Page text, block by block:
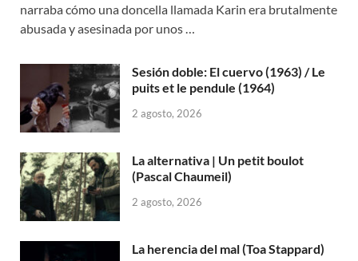
narraba cómo una doncella llamada Karin era brutalmente
abusada y asesinada por unos …
Sesión doble: El cuervo (1963) / Le
puits et le pendule (1964)
2 agosto, 2026
La alternativa | Un petit boulot
(Pascal Chaumeil)
2 agosto, 2026
La herencia del mal (Toa Stappard)